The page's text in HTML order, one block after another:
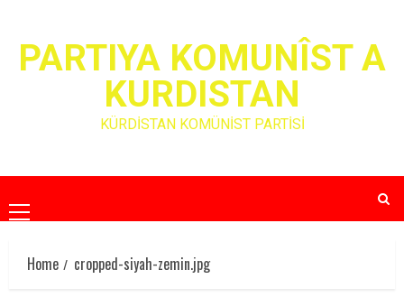
contentPARTIYA KOMUNÎST A
KURDISTAN
KÜRDİSTAN KOMÜNİST PARTİSİ
Primary
Menu
Home
cropped-siyah-zemin.jpg